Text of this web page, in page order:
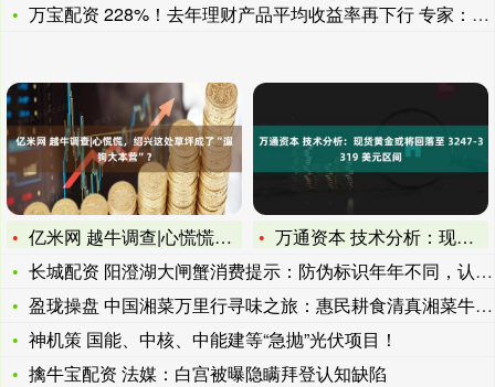
万宝配资 228%！去年理财产品平均收益率再下行 专家：固收
亿米网 越牛调查|心慌慌，绍兴这处草坪成了“遛狗大本营”？
万通资本 技术分析：现货黄金或将回落至 3247-3319
长城配资 阳澄湖大闸蟹消费提示：防伪标识年年不同，认准地理标
盈珑操盘 中国湘菜万里行寻味之旅：惠民耕食清真湘菜牛羊肉（辛
神机策 国能、中核、中能建等“急抛”光伏项目！
擒牛宝配资 法媒：白宫被曝隐瞒拜登认知缺陷